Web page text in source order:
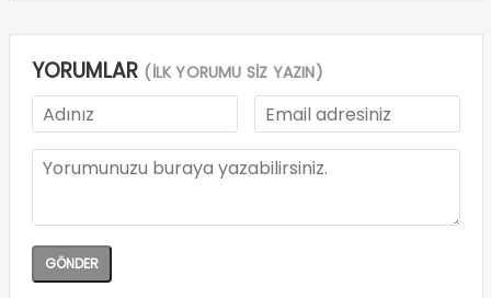
YORUMLAR (İLK YORUMU SİZ YAZIN)